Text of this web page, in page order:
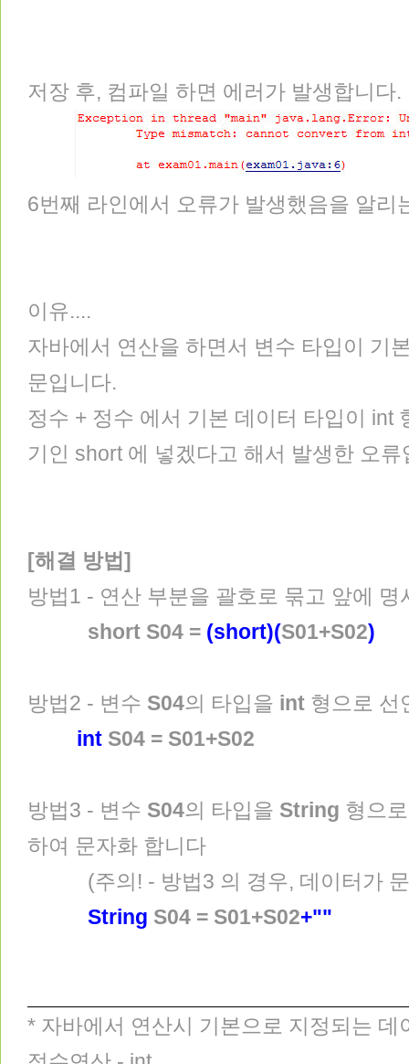
저장 후, 컴파일 하면 에러가 발생합니다.
6번째 라인에서 오류가 발생했음을 알리
이유....
자바에서 연산을 하면서 변수 타입이 기
문입니다.
정수 + 정수 에서 기본 데이터 타입이 int
기인 short 에 넣겠다고 해서 발생한 오류
[해결 방법]
방법1 - 연산 부분을 괄호로 묶고 앞에
short S04 = (short)(S01+S02)
방법2 - 변수 S04의 타입을 int 형으로 선
int S04 = S01+S02
방법3 - 변수 S04의 타입을 String 형으
하여 문자화 합니다
(주의! - 방법3 의 경우, 데이터가 문
String S04 = S01+S02+""
* 자바에서 연산시 기본으로 지정되는 데